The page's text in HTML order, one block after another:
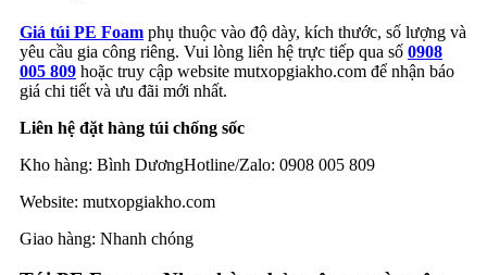
Giá túi PE Foam phụ thuộc vào độ dày, kích thước, số lượng và
yêu cầu gia công riêng. Vui lòng liên hệ trực tiếp qua số 0908
005 809 hoặc truy cập website mutxopgiakho.com để nhận báo
giá chi tiết và ưu đãi mới nhất.
Liên hệ đặt hàng túi chống sốc
Kho hàng: Bình DươngHotline/Zalo: 0908 005 809
Website: mutxopgiakho.com
Giao hàng: Nhanh chóng